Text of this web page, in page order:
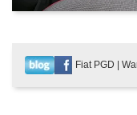
Fiat PGD |